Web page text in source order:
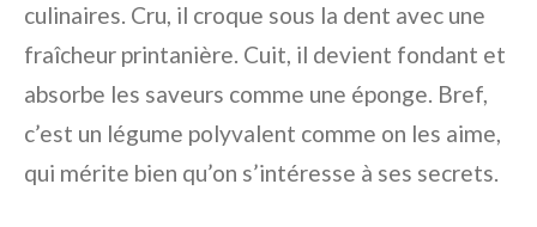
culinaires. Cru, il croque sous la dent avec une
fraîcheur printanière. Cuit, il devient fondant et
absorbe les saveurs comme une éponge. Bref,
c’est un légume polyvalent comme on les aime,
qui mérite bien qu’on s’intéresse à ses secrets.